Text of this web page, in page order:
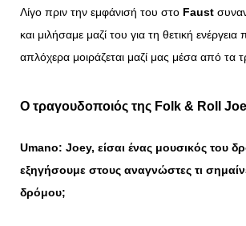
Λίγο πριν την εμφάνισή του στο Faust
και μιλήσαμε μαζί του για τη θετική
απλόχερα μοιράζεται μαζί μας μέσα από τα
Ο τραγουδοποιός της Folk & Roll
Umano: Joey, είσαι ένας μουσικός του
εξηγήσουμε στους αναγνώστες τι
δρόμου;